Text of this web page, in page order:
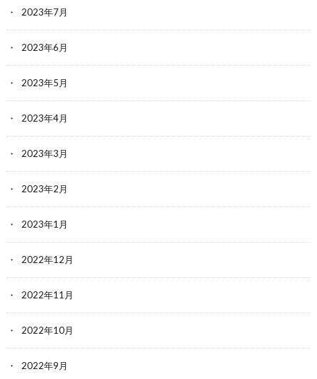
2023年7月
2023年6月
2023年5月
2023年4月
2023年3月
2023年2月
2023年1月
2022年12月
2022年11月
2022年10月
2022年9月